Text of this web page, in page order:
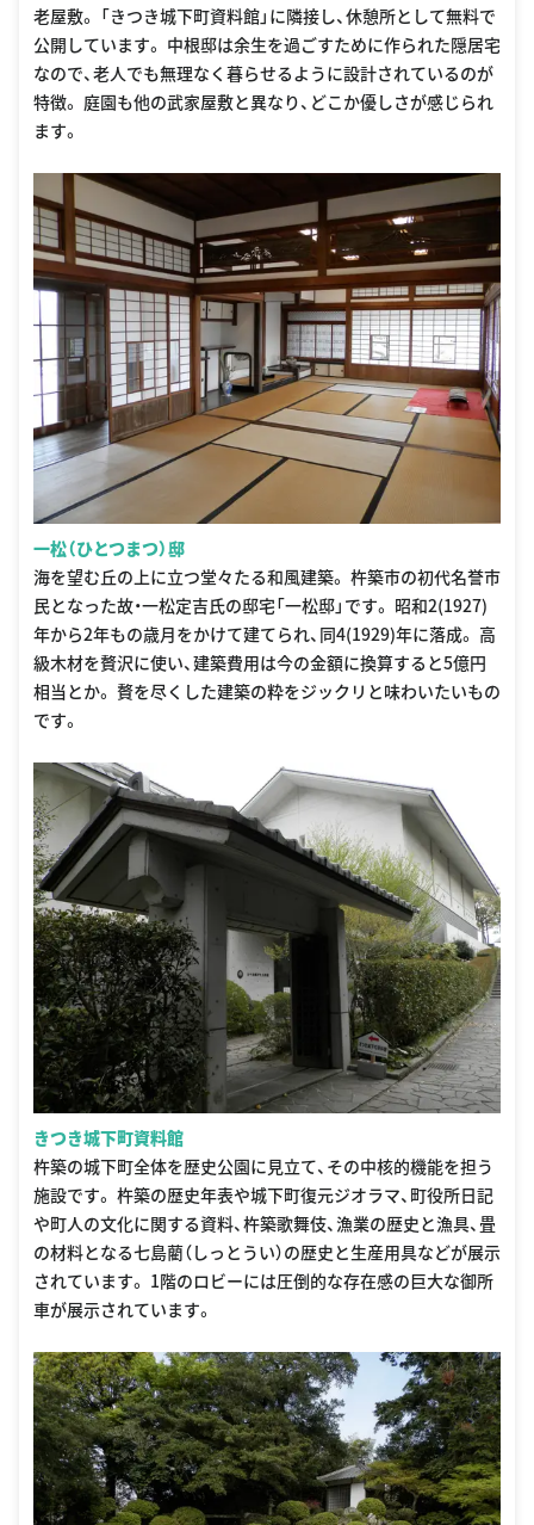
老屋敷。 「きつき城下町資料館」に隣接し、休憩所として無料で
公開しています。 中根邸は余生を過ごすために作られた隠居宅
なので、老人でも無理なく暮らせるように設計されているのが
特徴。 庭園も他の武家屋敷と異なり、どこか優しさが感じられ
ます。
一松（ひとつまつ）邸
海を望む丘の上に立つ堂々たる和風建築。 杵築市の初代名誉市
民となった故・一松定吉氏の邸宅「一松邸」です。 昭和2(1927)
年から2年もの歳月をかけて建てられ、同4(1929)年に落成。 高
級木材を贅沢に使い、建築費用は今の金額に換算すると5億円
相当とか。 贅を尽くした建築の粋をジックリと味わいたいもの
です。
きつき城下町資料館
杵築の城下町全体を歴史公園に見立て、その中核的機能を担う
施設です。 杵築の歴史年表や城下町復元ジオラマ、町役所日記
や町人の文化に関する資料、杵築歌舞伎、漁業の歴史と漁具、畳
の材料となる七島藺（しっとうい）の歴史と生産用具などが展示
されています。 1階のロビーには圧倒的な存在感の巨大な御所
車が展示されています。